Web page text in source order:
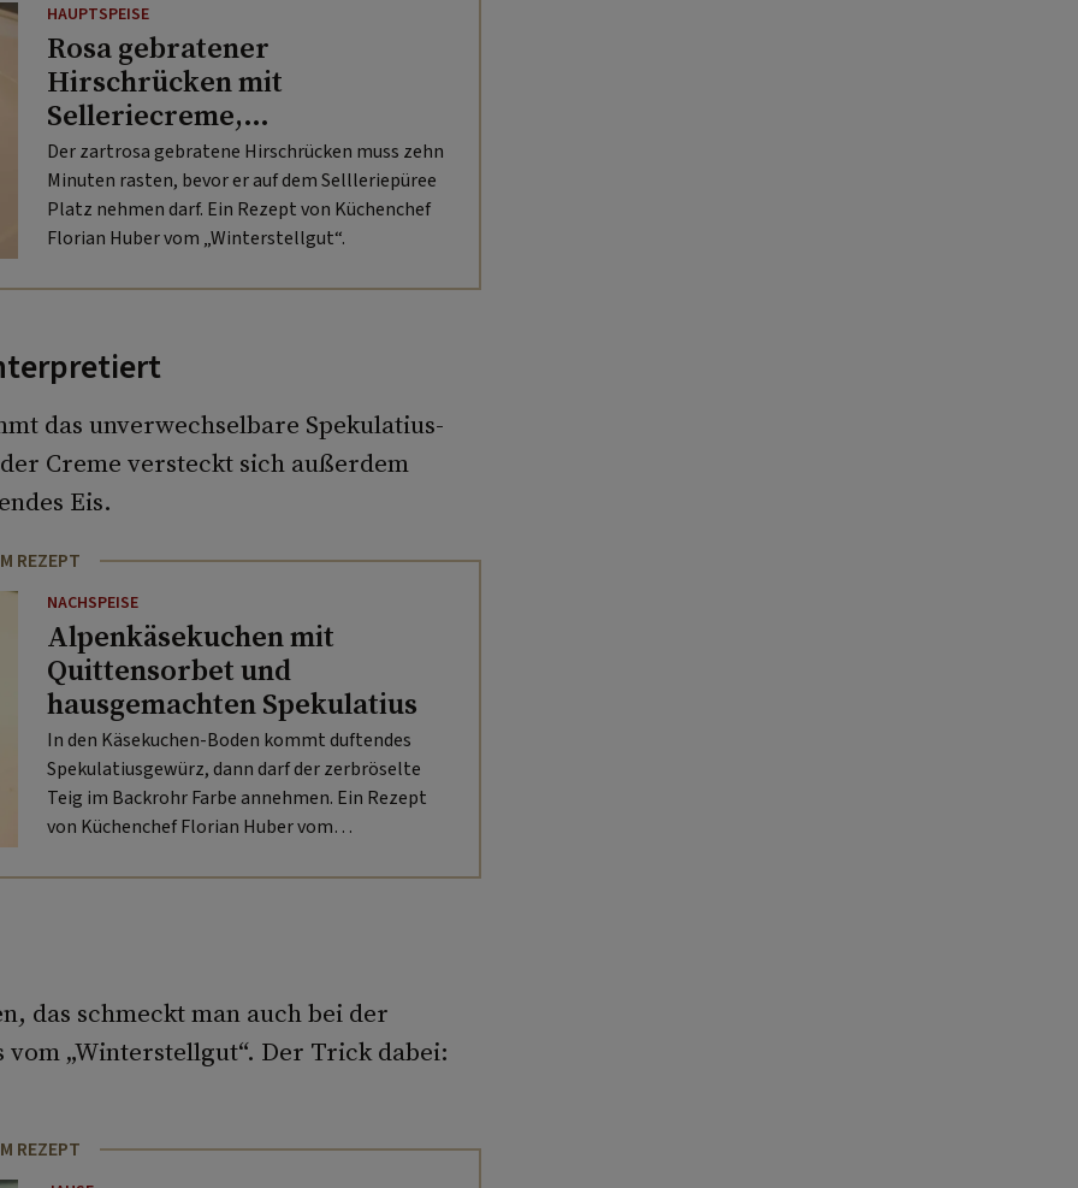
HAUPTSPEISE
Rosa gebratener
Hirschrücken mit
Selleriecreme,
Speckkohlsprossen und
Erdäpfelbuchteln
Der zartrosa gebratene Hirschrücken muss zehn
Minuten rasten, bevor er auf dem Sellleriepüree
Platz nehmen darf. Ein Rezept von Küchenchef
Florian Huber vom „Winterstellgut“.
das unverwechselbare Spekulatius-
Creme versteckt sich außerdem
Eis.
REZEPT
NACHSPEISE
Alpenkäsekuchen mit
Quittensorbet und
hausgemachten Spekulatius
In den Käsekuchen-Boden kommt duftendes
Spekulatiusgewürz, dann darf der zerbröselte
Teig im Backrohr Farbe annehmen. Ein Rezept
von Küchenchef Florian Huber vom
das schmeckt man auch bei der
„Winterstellgut“. Der Trick dabei:
REZEPT